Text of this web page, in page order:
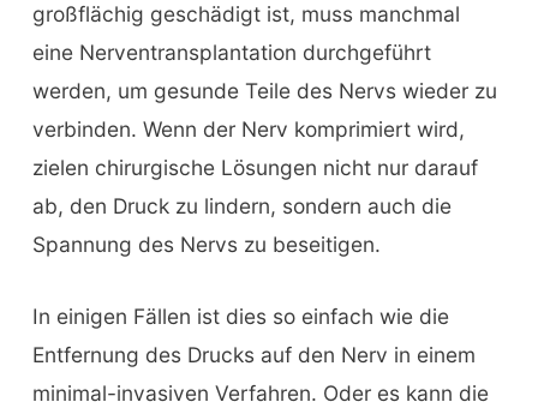
großflächig geschädigt ist, muss manchmal
eine Nerventransplantation durchgeführt
werden, um gesunde Teile des Nervs wieder zu
verbinden. Wenn der Nerv komprimiert wird,
zielen chirurgische Lösungen nicht nur darauf
ab, den Druck zu lindern, sondern auch die
Spannung des Nervs zu beseitigen.
In einigen Fällen ist dies so einfach wie die
Entfernung des Drucks auf den Nerv in einem
minimal-invasiven Verfahren. Oder es kann die